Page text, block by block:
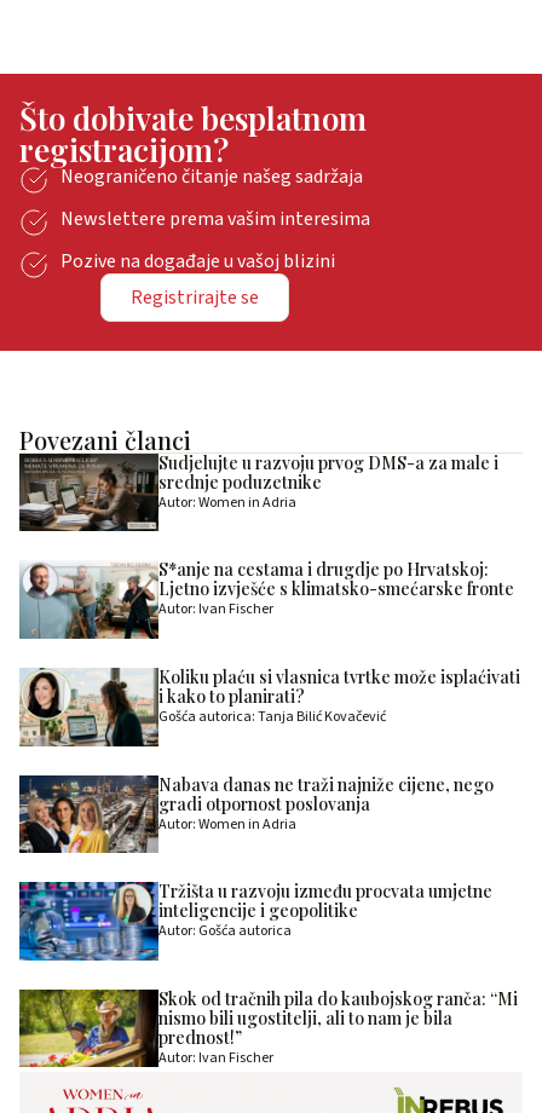
Što dobivate besplatnom
registracijom?
Neograničeno čitanje našeg sadržaja
Newslettere prema vašim interesima
Pozive na događaje u vašoj blizini
Registrirajte se
Povezani članci
Sudjelujte u razvoju prvog DMS-a za male i
srednje poduzetnike
Autor: Women in Adria
S*anje na cestama i drugdje po Hrvatskoj:
Ljetno izvješće s klimatsko-smećarske fronte
Autor: Ivan Fischer
Koliku plaću si vlasnica tvrtke može isplaćivati
i kako to planirati?
Gošća autorica: Tanja Bilić Kovačević
Nabava danas ne traži najniže cijene, nego
gradi otpornost poslovanja
Autor: Women in Adria
Tržišta u razvoju između procvata umjetne
inteligencije i geopolitike
Autor: Gošća autorica
Skok od tračnih pila do kaubojskog ranča: “Mi
nismo bili ugostitelji, ali to nam je bila
prednost!”
Autor: Ivan Fischer